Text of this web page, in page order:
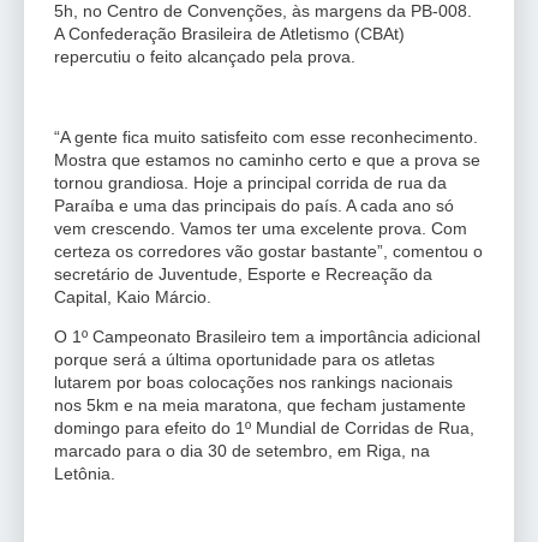
5h, no Centro de Convenções, às margens da PB-008.
A Confederação Brasileira de Atletismo (CBAt)
repercutiu o feito alcançado pela prova.
“A gente fica muito satisfeito com esse reconhecimento.
Mostra que estamos no caminho certo e que a prova se
tornou grandiosa. Hoje a principal corrida de rua da
Paraíba e uma das principais do país. A cada ano só
vem crescendo. Vamos ter uma excelente prova. Com
certeza os corredores vão gostar bastante”, comentou o
secretário de Juventude, Esporte e Recreação da
Capital, Kaio Márcio.
O 1º Campeonato Brasileiro tem a importância adicional
porque será a última oportunidade para os atletas
lutarem por boas colocações nos rankings nacionais
nos 5km e na meia maratona, que fecham justamente
domingo para efeito do 1º Mundial de Corridas de Rua,
marcado para o dia 30 de setembro, em Riga, na
Letônia.